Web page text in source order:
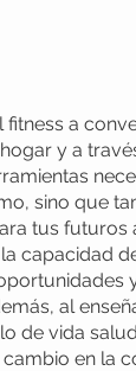
a
y a
sino que
tus futuros
capacidad
al
de vida
en la